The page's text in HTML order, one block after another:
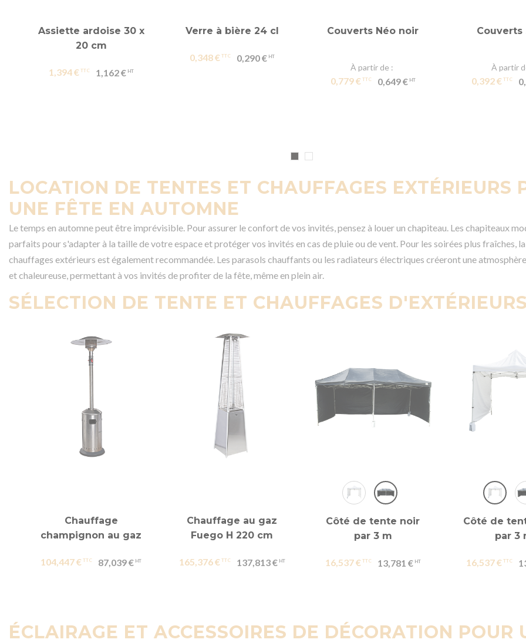
Assiette ardoise 30 x
20 cm
1,394 € 1,162 €
Verre à bière 24 cl
0,348 € 0,290 €
Couverts Néo noir
À partir de
0,779 € 0,649 €
Couverts
À partir
0,392 €
LOCATION DE TENTES ET CHAUFFAGES EXTÉRIEURS
UNE FÊTE EN AUTOMNE
Le temps en automne peut être imprévisible. Pour assurer le confort de vos invités, pensez à louer un chapiteau. Les chapiteaux
parfaits pour s'adapter à la taille de votre espace et protéger vos invités en cas de pluie ou de vent. Pour les soirées plus fraîches,
chauffages extérieurs est également recommandée. Les parasols chauffants ou les radiateurs électriques créeront une
et chaleureuse, permettant à vos invités de profiter de la fête, même en plein air.
SÉLECTION DE TENTE ET CHAUFFAGES
Chauffage
champignon au gaz
104,447 € 87,039 €
Chauffage au gaz
Fuego H 220 cm
165,376 € 137,813 €
Côté de tente noir
par 3 m
16,537 € 13,781 €
Côté de
par 3
16,537 €
ÉCLAIRAGE ET ACCESSOIRES DE DÉCORATION POUR